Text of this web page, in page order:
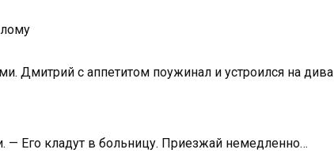
Дмитрий с аппетитом поужинал и устроился на
— Его кладут в больницу. Приезжай немедленно…